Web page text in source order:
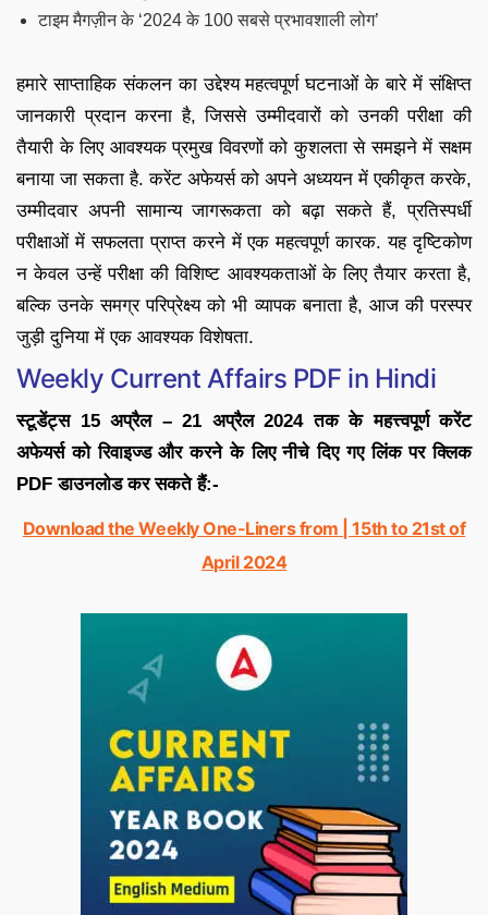
टाइम मैगज़ीन के ‘2024 के 100 सबसे प्रभावशाली लोग’
हमारे साप्ताहिक संकलन का उद्देश्य महत्वपूर्ण घटनाओं के बारे में संक्षिप्त
जानकारी प्रदान करना है, जिससे उम्मीदवारों को उनकी परीक्षा की
तैयारी के लिए आवश्यक प्रमुख विवरणों को कुशलता से समझने में सक्षम
बनाया जा सकता है. करेंट अफेयर्स को अपने अध्ययन में एकीकृत करके,
उम्मीदवार अपनी सामान्य जागरूकता को बढ़ा सकते हैं, प्रतिस्पर्धी
परीक्षाओं में सफलता प्राप्त करने में एक महत्वपूर्ण कारक. यह दृष्टिकोण
न केवल उन्हें परीक्षा की विशिष्ट आवश्यकताओं के लिए तैयार करता है,
बल्कि उनके समग्र परिप्रेक्ष्य को भी व्यापक बनाता है, आज की परस्पर
जुड़ी दुनिया में एक आवश्यक विशेषता.
Weekly Current Affairs PDF in Hindi
स्टूडेंट्स 15 अप्रैल – 21 अप्रैल 2024 तक के महत्त्वपूर्ण करेंट
अफेयर्स को रिवाइज्ड और करने के लिए नीचे दिए गए लिंक पर क्लिक
PDF डाउनलोड कर सकते हैं:-
Download the Weekly One-Liners from | 15th to 21st of
April 2024